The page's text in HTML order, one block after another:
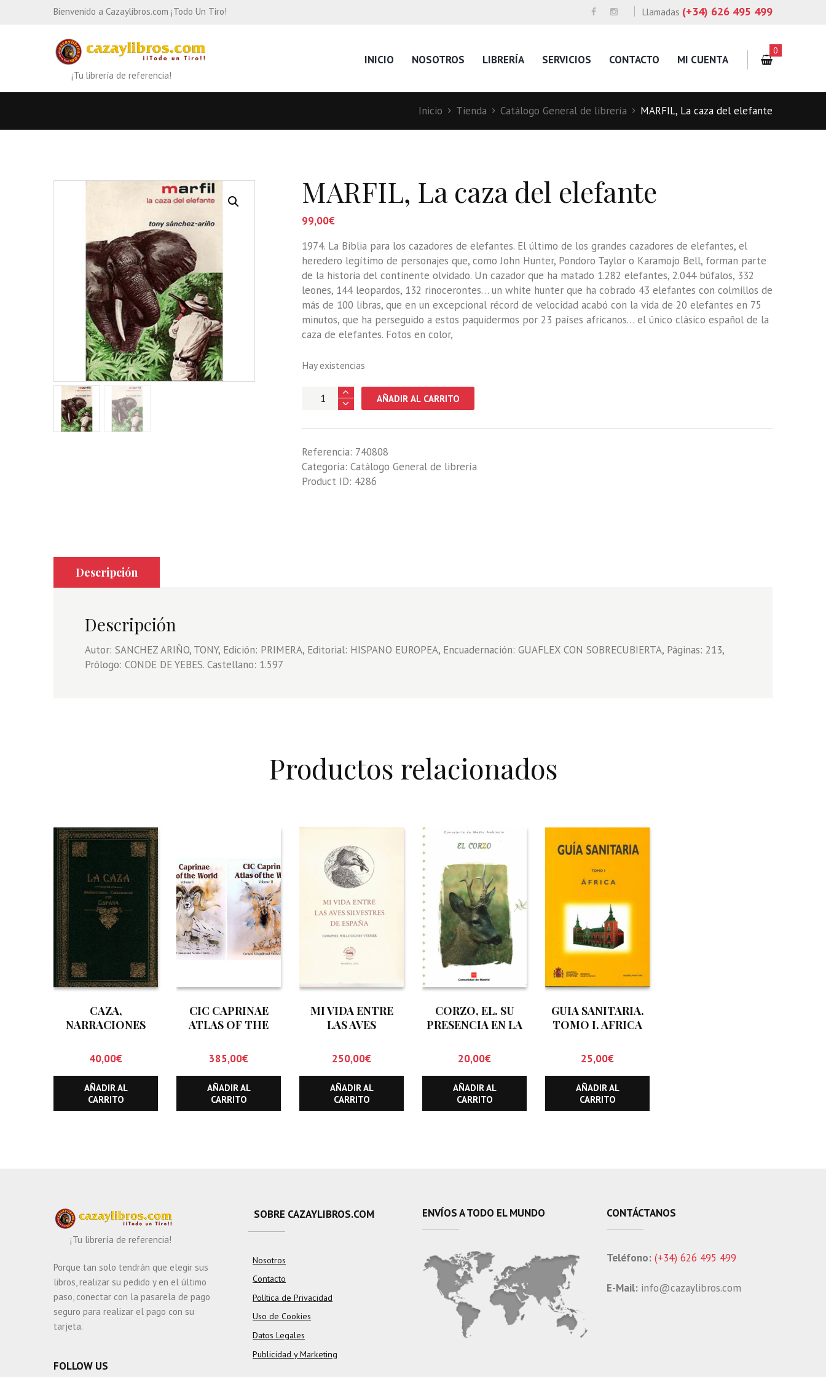
Bienvenido a Cazaylibros.com ¡Todo Un Tiro! Llamadas (+34) 626 495 499
¡Tu librería de referencia!
INICIO NOSOTROS LIBRERÍA SERVICIOS CONTACTO MI CUENTA
0
Inicio Tienda Catálogo General de librería MARFIL, La caza del elefante
MARFIL, La caza del elefante
99,00€
1974. La Biblia para los cazadores de elefantes. El último de los grandes cazadores de elefantes, el
heredero legítimo de personajes que, como John Hunter, Pondoro Taylor o Karamojo Bell, forman parte
de la historia del continente olvidado. Un cazador que ha matado 1.282 elefantes, 2.044 búfalos, 332
leones, 144 leopardos, 132 rinocerontes… un white hunter que ha cobrado 43 elefantes con colmillos de
más de 100 libras, que en un excepcional récord de velocidad acabó con la vida de 20 elefantes en 75
minutos, que ha perseguido a estos paquidermos por 23 países africanos… el único clásico español de la
caza de elefantes. Fotos en color,
Hay existencias
MARFIL,
elefante
cantidad
AÑADIR AL CARRITO
Referencia: 740808
Categoría: Catálogo General de librería
Product ID: 4286
Descripción
Descripción
Autor: SANCHEZ ARIÑO, TONY, Edición: PRIMERA, Editorial: HISPANO EUROPEA, Encuadernación: GUAFLEX CON SOBRECUBIERTA, Páginas: 213,
Prólogo: CONDE DE YEBES. Castellano: 1.597
Productos relacionados
CAZA,
NARRACIONES
ESPAÑA, LA
40,00€
AÑADIR AL
CARRITO
CIC CAPRINAE
ATLAS OF THE
TOMOS)
385,00€
AÑADIR AL
CARRITO
MI VIDA ENTRE
LAS AVES
ESPAÑA
250,00€
AÑADIR AL
CARRITO
CORZO, EL. SU
PRESENCIA EN LA
MADRID
20,00€
AÑADIR AL
CARRITO
GUIA SANITARIA.
TOMO I. AFRICA
25,00€
AÑADIR AL
CARRITO
¡Tu librería de referencia!
Porque tan solo tendrán que elegir sus
libros, realizar su pedido y en el último
paso, conectar con la pasarela de pago
seguro para realizar el pago con su
tarjeta.
FOLLOW US
SOBRE CAZAYLIBROS.COM
Nosotros
Contacto
Política de Privacidad
Uso de Cookies
Datos Legales
Publicidad y Marketing
ENVÍOS A TODO EL MUNDO CONTÁCTANOS
Teléfono: (+34) 626 495 499
E-Mail: info@cazaylibros.com